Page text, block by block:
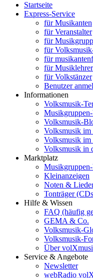
Startseite
Express-Service
für Musikanten
für Veranstalter
für
für
für
für Musiklehrer
für Volkstänzer
Benutzer
Informationen
Volksmusik-
Volksmusik-
Volksmusik im
Volksmusik im
Volksmusik in
Marktplatz
Kleinanzeigen
Noten &
Tonträger
Hilfe & Wissen
FAQ (häufig
GEMA & Co.
Volksmusik-
Volksmusik-
Über
Service & Angebote
Newsletter
webRadio